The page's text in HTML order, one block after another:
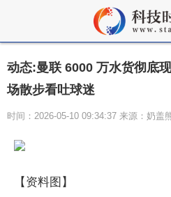
动态:曼联 6000 万水货彻底
场散步看吐球迷
时间：2026-05-10 09:34:37 来源：奶盖
【资料图】